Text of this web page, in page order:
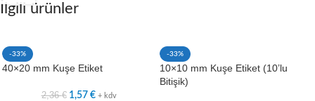
İlgili ürünler
-33%
40×20 mm Kuşe Etiket
2,36€ 1,57 € + kdv
-33%
10×10 mm Kuşe Etiket (10’lu
Bitişik)